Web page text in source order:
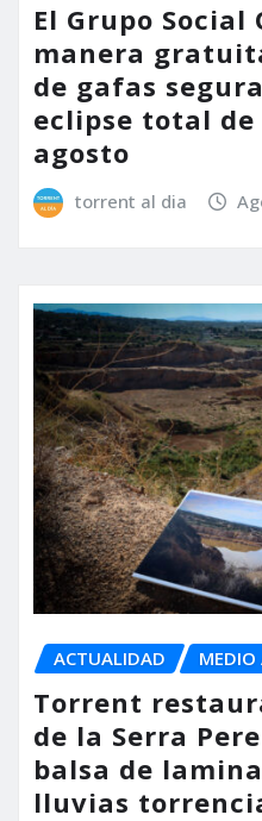
El Grupo Social
manera
de gafas
eclipse total de
agosto
torrent al dia
ACTUALIDAD MEDIO
Torrent
de la Serra
balsa de
lluvias